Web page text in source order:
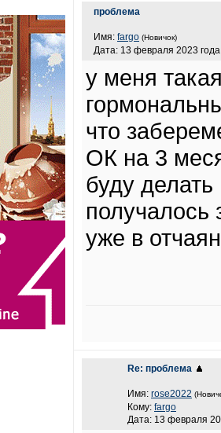
проблема
Имя: fargo (Новичок)
Дата: 13 февраля 2023
у меня
что
ОК на 3
буду
получалось
уже в
Re: проблема
Имя: rose2022
Кому: fargo
Дата: 13 февраля